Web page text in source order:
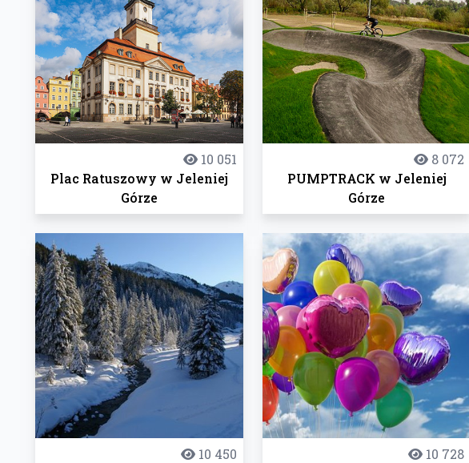
10 051
Plac Ratuszowy w Jeleniej
Górze
8 072
PUMPTRACK w Jeleniej
Górze
10 450
10 728